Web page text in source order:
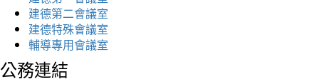
建德第二會議室
建德特殊會議室
輔導專用會議室
公務連結